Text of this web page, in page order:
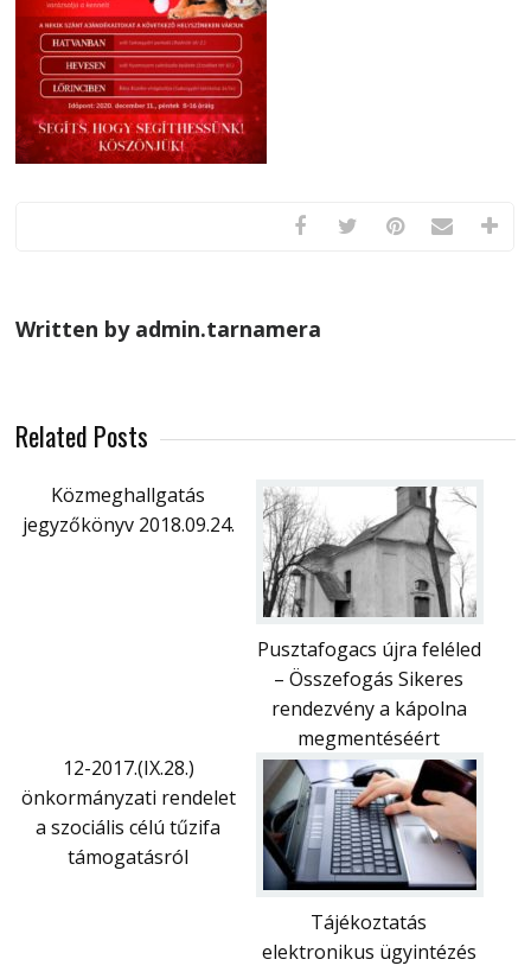
Written by admin.tarnamera
Related Posts
Közmeghallgatás
jegyzőkönyv 2018.09.24.
Pusztafogacs újra feléled
– Összefogás Sikeres
rendezvény a kápolna
megmentéséért
12-2017.(IX.28.)
önkormányzati rendelet
a szociális célú tűzifa
támogatásról
Tájékoztatás
elektronikus ügyintézés